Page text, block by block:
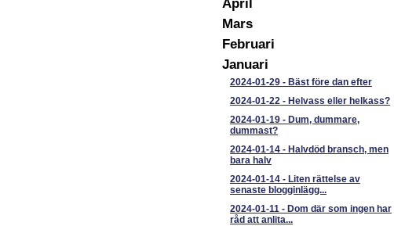
April
Mars
Februari
Januari
2024-01-29 - Bäst före dan efter
2024-01-22 - Helvass eller helkass?
2024-01-19 - Dum, dummare,
dummast?
2024-01-14 - Halvdöd bransch, men
bara halv
2024-01-14 - Liten rättelse av
senaste blogginlägg...
2024-01-11 - Dom där som ingen har
råd att anlita...